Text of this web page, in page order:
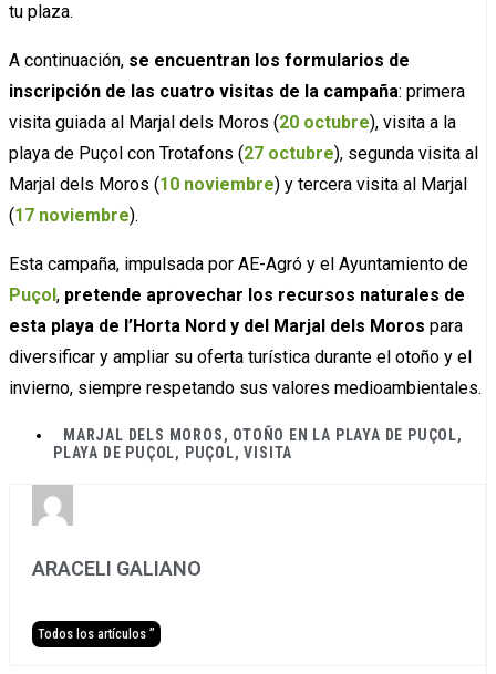
tu plaza.
A continuación, se encuentran los formularios de
inscripción de las cuatro visitas de la campaña: primera
visita guiada al Marjal dels Moros (20 octubre), visita a la
playa de Puçol con Trotafons (27 octubre), segunda visita al
Marjal dels Moros (10 noviembre) y tercera visita al Marjal
(17 noviembre).
Esta campaña, impulsada por AE-Agró y el Ayuntamiento de
Puçol , pretende aprovechar los recursos naturales de
esta playa de l’Horta Nord y del Marjal dels Moros para
diversificar y ampliar su oferta turística durante el otoño y el
invierno, siempre respetando sus valores medioambientales.
MARJAL DELS MOROS, OTOÑO EN LA PLAYA DE PUÇOL,
PLAYA DE PUÇOL, PUÇOL,VISITA
ARACELI GALIANO
Todos los artículos ”